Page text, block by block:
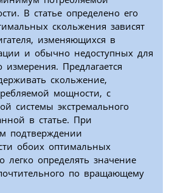
В статье определено его
скольжения зависят
изменяющихся в
и обычно недоступных для
измерения. Предлагается
скольжение,
мощности, с
системы экстремального
в статье. При
подтверждении
обоих оптимальных
определять значение
по вращающему